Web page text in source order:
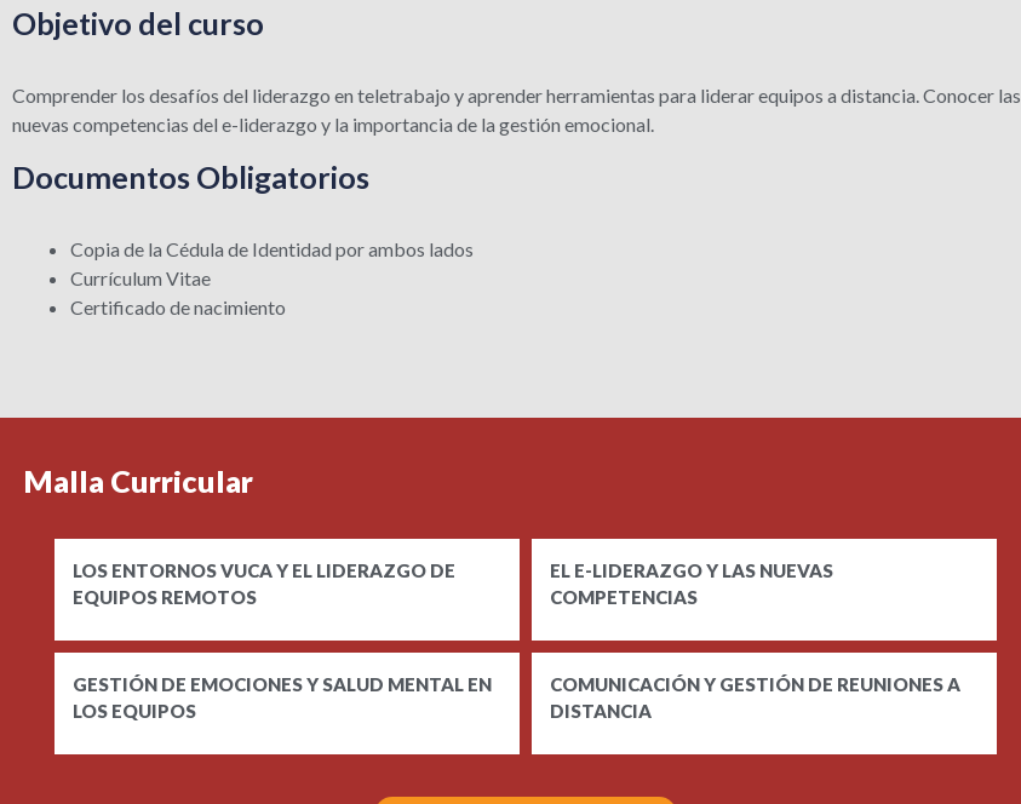
Objetivo del curso
Comprender los desafíos del liderazgo en teletrabajo y aprender herramientas para liderar equipos a distancia. Conocer las
nuevas competencias del e-liderazgo y la importancia de la gestión emocional.
Documentos Obligatorios
Copia de la Cédula de Identidad por ambos lados
Currículum Vitae
Certificado de nacimiento
Malla Curricular
LOS ENTORNOS VUCA Y EL LIDERAZGO DE
EQUIPOS REMOTOS
EL E-LIDERAZGO Y LAS NUEVAS
COMPETENCIAS
GESTIÓN DE EMOCIONES Y SALUD MENTAL EN
LOS EQUIPOS
COMUNICACIÓN Y GESTIÓN DE REUNIONES A
DISTANCIA